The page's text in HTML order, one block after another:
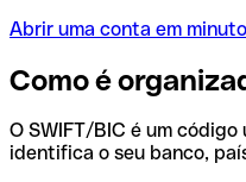
Abrir uma conta em
Como é
O SWIFT/BIC é um
identifica o seu banco,